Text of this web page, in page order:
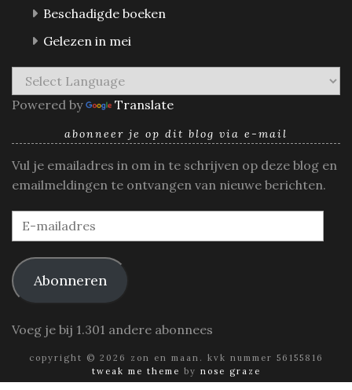
Beschadigde boeken
Gelezen in mei
Powered by Translate
abonneer je op dit blog via e-mail
Vul je emailadres in om in te schrijven op deze blog en
emailmeldingen te ontvangen van nieuwe berichten.
E-
mailadres
Abonneren
Voeg je bij 1.301 andere abonnees
copyright © 2026 zon en maan. kvk nummer 56155816
tweak me theme by nose graze